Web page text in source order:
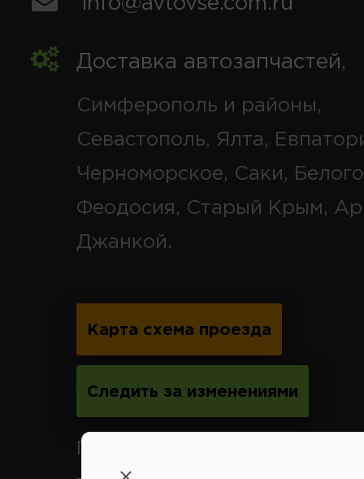
info@avtovse.com.ru
Доставка автозапчастей,
Симферополь и районы,
Севастополь, Ялта,
Черноморское, Саки,
Феодосия, Старый Крым,
Джанкой.
Карта схема проезда
Следить за изменениями